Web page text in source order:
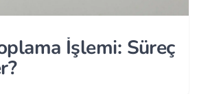
İşlemi: Süreç